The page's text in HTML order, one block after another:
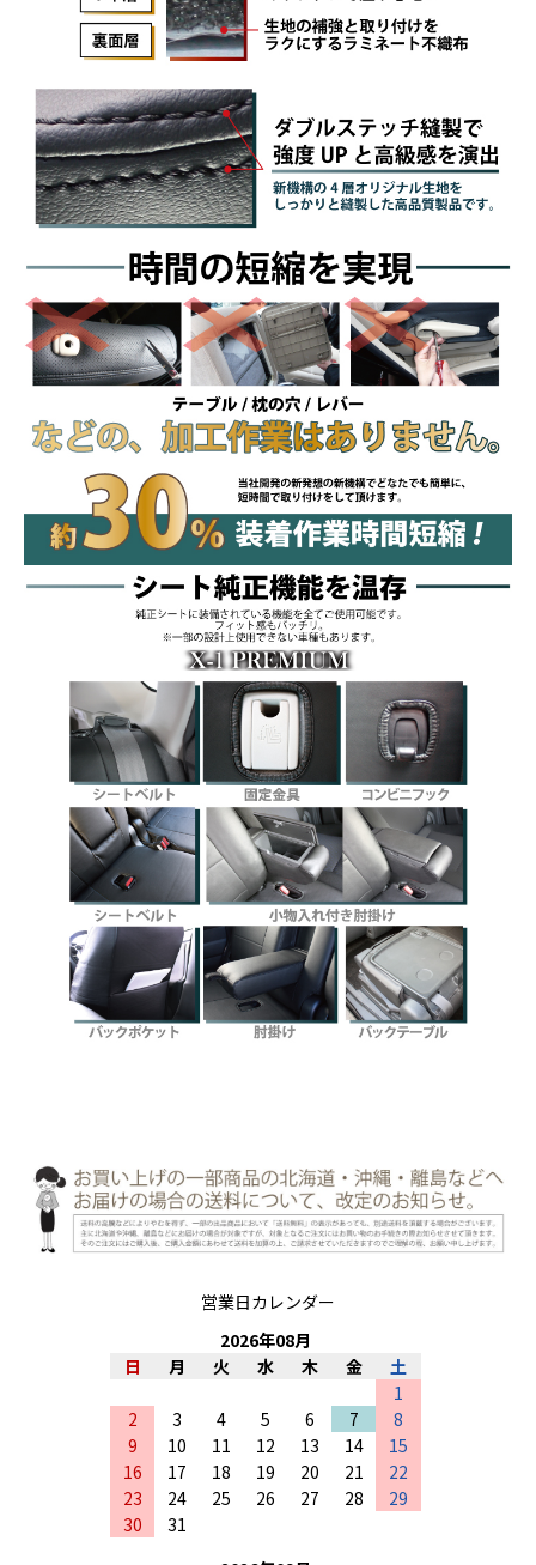
営業日カレンダー
2026年08月
日
月 火 水 木 金
土
1
2
3 4 5 6 7
8
9
10 11 12 13 14
15
16
17 18 19 20 21
22
23
24 25 26 27 28
29
30
31